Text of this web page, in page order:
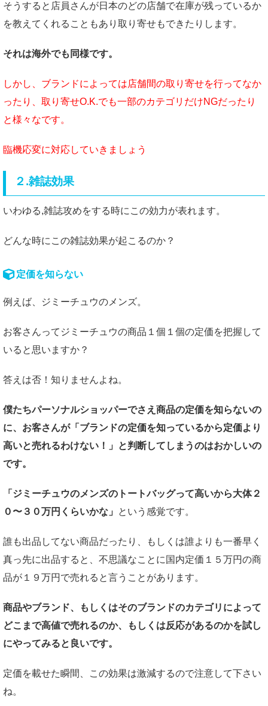
そうすると店員さんが日本のどの店舗で在庫が残っているか
を教えてくれることもあり取り寄せもできたりします。
それは海外でも同様です。
しかし、ブランドによっては店舗間の取り寄せを行ってなか
ったり、取り寄せO.K.でも一部のカテゴリだけNGだったり
と様々なです。
臨機応変に対応していきましょう
２.雑誌効果
いわゆる,雑誌攻めをする時にこの効力が表れます。
どんな時にこの雑誌効果が起こるのか？
定価を知らない
例えば、ジミーチュウのメンズ。
お客さんってジミーチュウの商品１個１個の定価を把握して
いると思いますか？
答えは否！知りませんよね。
僕たちパーソナルショッパーでさえ商品の定価を知らないの
に、お客さんが「ブランドの定価を知っているから定価より
高いと売れるわけない！」と判断してしまうのはおかしいの
です。
「ジミーチュウのメンズのトートバッグって高いから大体２
０〜３０万円くらいかな」
という感覚です。
誰も出品してない商品だったり、もしくは誰よりも一番早く
真っ先に出品すると、不思議なことに国内定価１５万円の商
品が１９万円で売れると言うことがあります。
商品やブランド、もしくはそのブランドのカテゴリによって
どこまで高値で売れるのか、もしくは反応があるのかを試し
にやってみると良いです。
定価を載せた瞬間、この効果は激減するので注意して下さい
ね。